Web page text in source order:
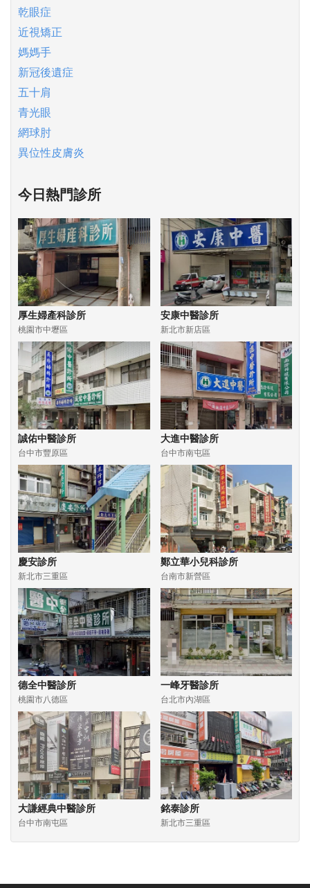
乾眼症
近視矯正
媽媽手
新冠後遺症
五十肩
青光眼
網球肘
異位性皮膚炎
今日熱門診所
厚生婦產科診所
桃園市中壢區
安康中醫診所
新北市新店區
誠佑中醫診所
台中市豐原區
大進中醫診所
台中市南屯區
慶安診所
新北市三重區
鄭立華小兒科診所
台南市新營區
德全中醫診所
桃園市八德區
一峰牙醫診所
台北市內湖區
大謙經典中醫診所
台中市南屯區
銘泰診所
新北市三重區